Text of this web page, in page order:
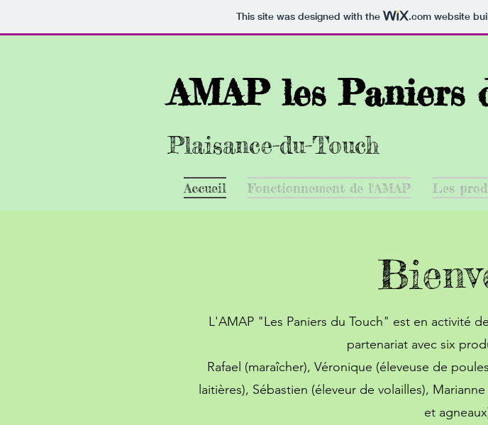
This site was designed with the .comwebsite
AMAP les Paniers
Plaisance-du-Touch
Accueil Fonctionnement de l'AMAP Les
L'AMAP "Les Paniers du Touch" est en activité
partenariat avec six
Rafael (maraîcher), Véronique (éleveuse de
laitières), Sébastien (éleveur de volailles),
et